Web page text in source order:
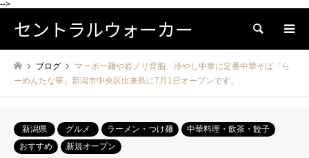
-->
セントラルウォーカー 検索
ブログ
マーボー麺や岩ノリ背脂、冷やし中華に定番中華そば「ら
ーめんたな華」新潟市中央区出来島に7月1日オープンです。
新潟県 グルメ ラーメン・つけ麺
中華料理・飲茶・餃子
おすすめ
新規オープン